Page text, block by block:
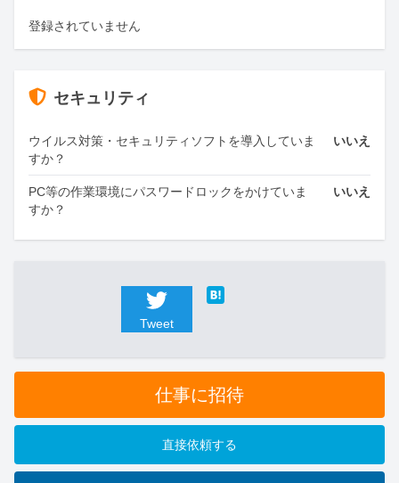
登録されていません
セキュリティ
ウイルス対策・セキュリティソフトを導入していま
すか？
いいえ
PC等の作業環境にパスワードロックをかけていま
すか？
いいえ
Tweet
仕事に招待
直接依頼する